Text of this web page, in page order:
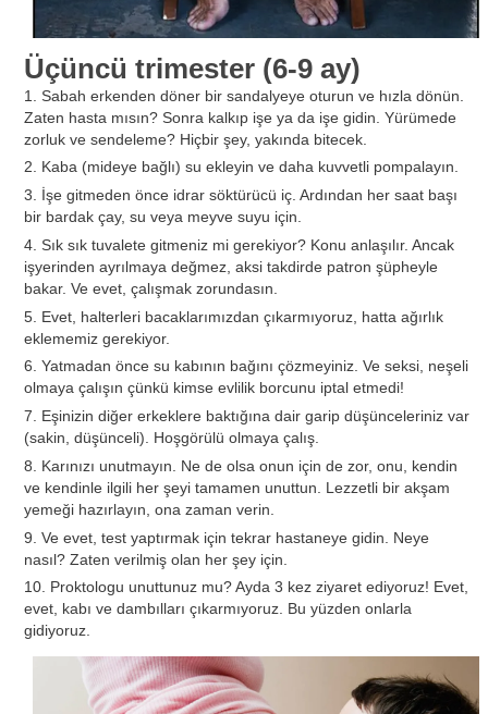
Üçüncü trimester (6-9 ay)
1. Sabah erkenden döner bir sandalyeye oturun ve hızla dönün.
Zaten hasta mısın? Sonra kalkıp işe ya da işe gidin. Yürümede
zorluk ve sendeleme? Hiçbir şey, yakında bitecek.
2. Kaba (mideye bağlı) su ekleyin ve daha kuvvetli pompalayın.
3. İşe gitmeden önce idrar söktürücü iç. Ardından her saat başı
bir bardak çay, su veya meyve suyu için.
4. Sık sık tuvalete gitmeniz mi gerekiyor? Konu anlaşılır. Ancak
işyerinden ayrılmaya değmez, aksi takdirde patron şüpheyle
bakar. Ve evet, çalışmak zorundasın.
5. Evet, halterleri bacaklarımızdan çıkarmıyoruz, hatta ağırlık
eklememiz gerekiyor.
6. Yatmadan önce su kabının bağını çözmeyiniz. Ve seksi, neşeli
olmaya çalışın çünkü kimse evlilik borcunu iptal etmedi!
7. Eşinizin diğer erkeklere baktığına dair garip düşünceleriniz var
(sakin, düşünceli). Hoşgörülü olmaya çalış.
8. Karınızı unutmayın. Ne de olsa onun için de zor, onu, kendin
ve kendinle ilgili her şeyi tamamen unuttun. Lezzetli bir akşam
yemeği hazırlayın, ona zaman verin.
9. Ve evet, test yaptırmak için tekrar hastaneye gidin. Neye
nasıl? Zaten verilmiş olan her şey için.
10. Proktologu unuttunuz mu? Ayda 3 kez ziyaret ediyoruz! Evet,
evet, kabı ve dambılları çıkarmıyoruz. Bu yüzden onlarla
gidiyoruz.